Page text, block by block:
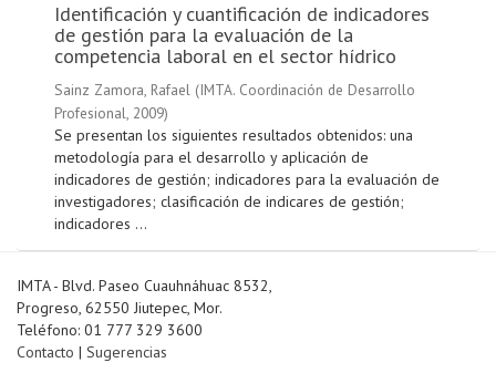
Identificación y cuantificación de indicadores
de gestión para la evaluación de la
competencia laboral en el sector hídrico
Sainz Zamora, Rafael (IMTA. Coordinación de Desarrollo
Profesional, 2009)
Se presentan los siguientes resultados obtenidos: una
metodología para el desarrollo y aplicación de
indicadores de gestión; indicadores para la evaluación de
investigadores; clasificación de indicares de gestión;
indicadores ...
IMTA - Blvd. Paseo Cuauhnáhuac 8532,
Progreso, 62550 Jiutepec, Mor.
Teléfono: 01 777 329 3600
Contacto | Sugerencias